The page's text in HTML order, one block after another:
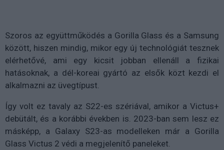
Szoros az együttműködés a Gorilla Glass és a Samsung
között, hiszen mindig, mikor egy új technológiát tesznek
elérhetővé, ami egy kicsit jobban ellenáll a fizikai
hatásoknak, a dél-koreai gyártó az elsők közt kezdi el
alkalmazni az üvegtípust.
Így volt ez tavaly az S22-es szériával, amikor a Victus+
debütált, és a korábbi években is. 2023-ban sem lesz ez
másképp, a Galaxy S23-as modelleken már a Gorilla
Glass Victus 2 védi a megjelenítő paneleket.